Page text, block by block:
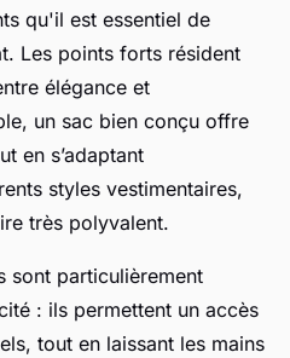
qu'il est essentiel de
Les points forts résident
élégance et
un sac bien conçu offre
en s’adaptant
styles vestimentaires,
très polyvalent.
sont particulièrement
: ils permettent un accès
tout en laissant les mains